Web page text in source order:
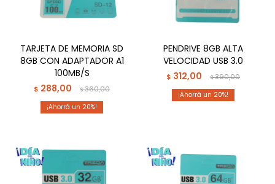
TARJETA DE MEMORIA SD
8GB CON ADAPTADOR A1
100MB/S
$ 288,00 $360,00
20
PENDRIVE 8GB ALTA
VELOCIDAD USB 3.0
$ 312,00 $390,00
20